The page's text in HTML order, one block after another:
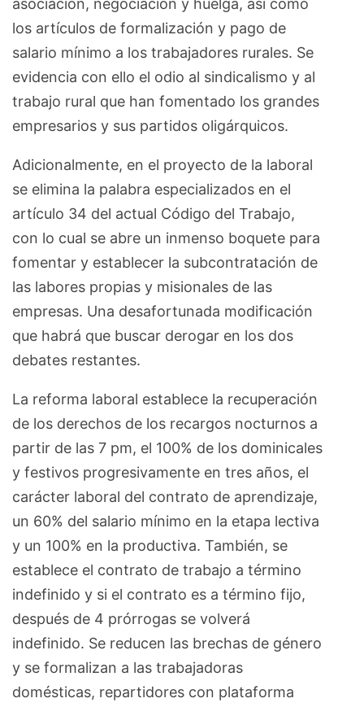
asociación, negociación y huelga, así como
los artículos de formalización y pago de
salario mínimo a los trabajadores rurales. Se
evidencia con ello el odio al sindicalismo y al
trabajo rural que han fomentado los grandes
empresarios y sus partidos oligárquicos.
Adicionalmente, en el proyecto de la laboral
se elimina la palabra especializados en el
artículo 34 del actual Código del Trabajo,
con lo cual se abre un inmenso boquete para
fomentar y establecer la subcontratación de
las labores propias y misionales de las
empresas. Una desafortunada modificación
que habrá que buscar derogar en los dos
debates restantes.
La reforma laboral establece la recuperación
de los derechos de los recargos nocturnos a
partir de las 7 pm, el 100% de los dominicales
y festivos progresivamente en tres años, el
carácter laboral del contrato de aprendizaje,
un 60% del salario mínimo en la etapa lectiva
y un 100% en la productiva. También, se
establece el contrato de trabajo a término
indefinido y si el contrato es a término fijo,
después de 4 prórrogas se volverá
indefinido. Se reducen las brechas de género
y se formalizan a las trabajadoras
domésticas, repartidores con plataforma